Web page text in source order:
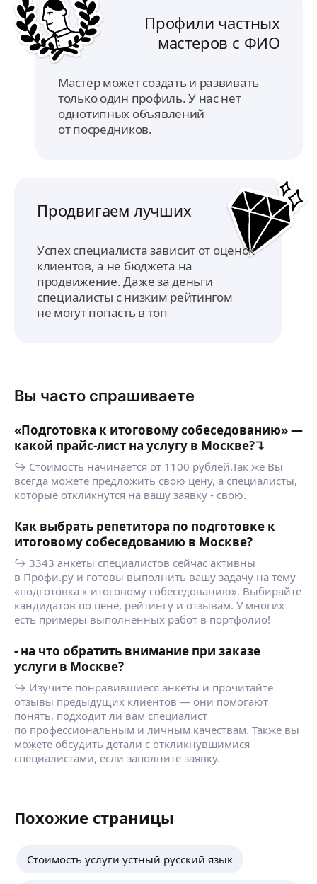
Профили частных
мастеров с ФИО
Мастер может создать и развивать
только один профиль. У нас нет
однотипных объявлений
от посредников.
Продвигаем лучших
Успех специалиста зависит от оценок
клиентов, а не бюджета на
продвижение. Даже за деньги
специалисты с низким рейтингом
не могут попасть в топ
Вы часто спрашиваете
«Подготовка к итоговому собеседованию» —
какой прайс-лист на услугу в Москве?↴
↪ Стоимость начинается от 1100 рублей.Так же Вы
всегда можете предложить свою цену, а специалисты,
которые откликнутся на вашу заявку - свою.
Как выбрать репетитора по подготовке к
итоговому собеседованию в Москве?
↪ 3343 анкеты специалистов сейчас активны
в Профи.ру и готовы выполнить вашу задачу на тему
«подготовка к итоговому собеседованию». Выбирайте
кандидатов по цене, рейтингу и отзывам. У многих
есть примеры выполненных работ в портфолио!
- на что обратить внимание при заказе
услуги в Москве?
↪ Изучите понравившиеся анкеты и прочитайте
отзывы предыдущих клиентов — они помогают
понять, подходит ли вам специалист
по профессиональным и личным качествам. Также вы
можете обсудить детали с откликнувшимися
специалистами, если заполните заявку.
Похожие страницы
Стоимость услуги устный русский язык